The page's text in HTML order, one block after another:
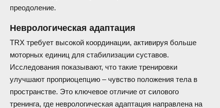
преодоление.
Неврологическая адаптация
TRX требует высокой координации, активируя больше
моторных единиц для стабилизации суставов.
Исследования показывают, что такие тренировки
улучшают проприоцепцию – чувство положения тела в
пространстве. Это ключевое отличие от силового
тренинга, где неврологическая адаптация направлена на